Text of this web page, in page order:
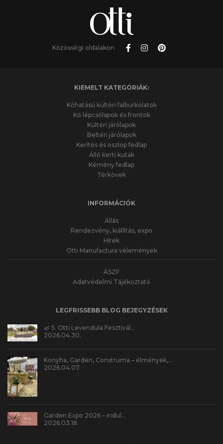
Közösségi oldalakon
KIEMELT KATEGÓRIÁK:
Kőhatású kültéri falburkolatok
Kő lépcsőlapok és frontok
Kültéri járólapok
Beltéri járólapok
Kerítés és oszlop fedlap
Álló kerti kutak
Kémény fedlap
Térkövek
INFORMÁCIÓK
Állás
Rendezvény, kiállítás, expo
Hírek
Otti Manufactura vélemények
ÁSZF
Adatvédelmi Tájékoztató
LEGFRISSEBB BLOG BEJEGYZÉSEK
🌿 5. Otti Levendula Fesztivál…
2026.04.30.
Konyha, Garden, Construma – élmények,…
2026.04.07.
Garden Expo 2026 – indul…
2026.03.18.